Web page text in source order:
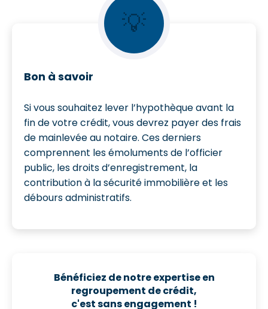
💡
Bon à savoir
Si vous souhaitez lever l’hypothèque avant la
fin de votre crédit, vous devrez payer des frais
de mainlevée au notaire. Ces derniers
comprennent les émoluments de l’officier
public, les droits d’enregistrement, la
contribution à la sécurité immobilière et les
débours administratifs.
Bénéficiez de notre expertise en
regroupement de crédit,
c'est sans engagement !